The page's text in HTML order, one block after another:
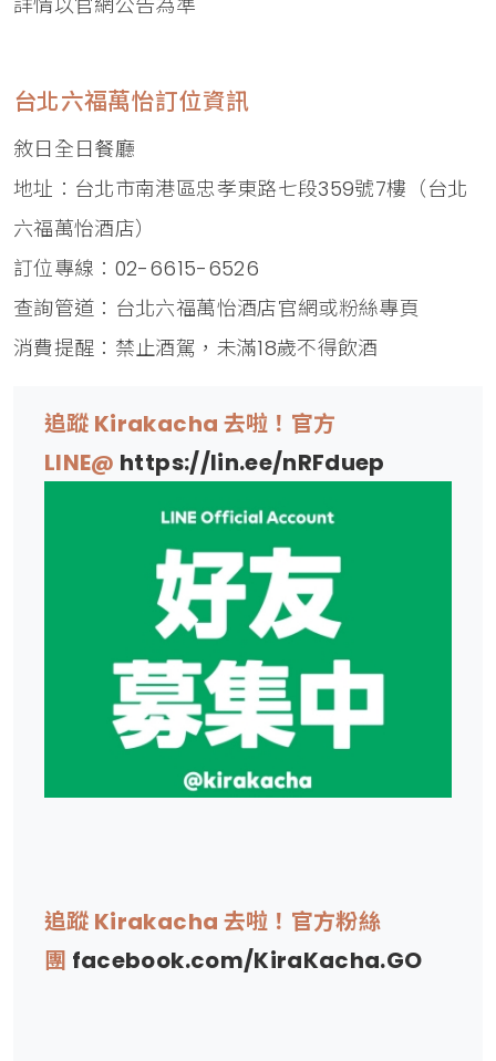
台北六福萬怡訂位資訊
敘日全日餐廳
地址：台北市南港區忠孝東路七段359號7樓（台北
六福萬怡酒店）
訂位專線：02-6615-6526
查詢管道：台北六福萬怡酒店官網或粉絲專頁
消費提醒：禁止酒駕，未滿18歲不得飲酒
追蹤 Kirakacha 去啦！官方
LINE@ https://lin.ee/nRFduep
追蹤 Kirakacha 去啦！官方粉絲
團 facebook.com/KiraKacha.GO